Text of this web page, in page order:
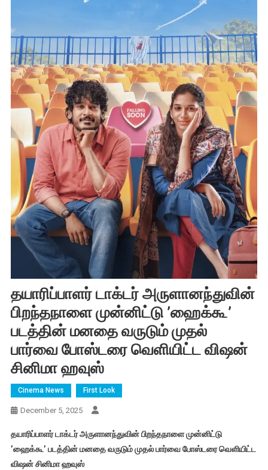
தயாரிப்பாளர் டாக்டர் அருளானந்துவின்
பிறந்தநாளை முன்னிட்டு ’ஹைக்கூ’
படத்தின் மனதை வருடும் முதல்
பார்வை போஸ்டரை வெளியிட்ட விஷன்
சினிமா ஹவுஸ்
Cinema News First Look
December 5, 2025
தயாரிப்பாளர் டாக்டர் அருளானந்துவின் பிறந்தநாளை முன்னிட்டு
’ஹைக்கூ’ படத்தின் மனதை வருடும் முதல் பார்வை போஸ்டரை வெளியிட்ட
விஷன் சினிமா ஹவுஸ்